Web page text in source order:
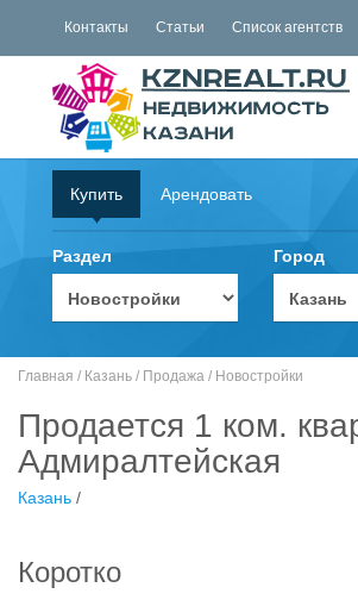
Контакты Статьи Список агентств
Купить Арендовать
Раздел Город
Главная / Казань / Продажа / Новостройки
Продается 1 ком.
Адмиралтейская
Казань /
Коротко